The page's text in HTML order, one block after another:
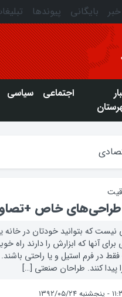
بایگانی پیوندها
اجتماعی سیاسی
طراحی‌های خاص
نیست که بتوانید خودتان در خانه یا
آنها که ابزارش را دارند راه
در فرم استیل و یا راحتی
کنند. طراحان صنعتی […]